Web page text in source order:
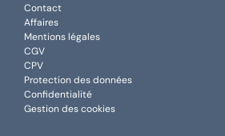
Contact
Affaires
Mentions légales
CGV
CPV
Protection des données
Confidentialité
Gestion des cookies